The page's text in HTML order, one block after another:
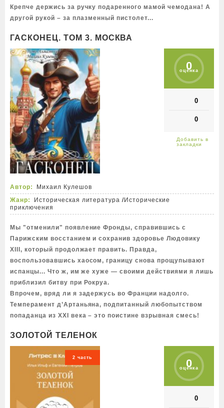
Крепче держись за ручку подаренного мамой чемодана! А
другой рукой – за плазменный пистолет...
ГАСКОНЕЦ. ТОМ 3. МОСКВА
0
оценка
0
0
Автор:
Михаил Кулешов
Жанр:
Историческая литература /Исторические
приключения
Мы "отменили" появление Фронды, справившись с
Парижским восстанием и сохранив здоровье Людовику
XIII, который продолжает править. Правда,
воспользовавшись хаосом, границу снова прощупывают
испанцы... Что ж, им же хуже — своими действиями я лишь
приблизил битву при Рокруа.
Впрочем, вряд ли я задержусь во Франции надолго.
Темперамент д’Артаньяна, подпитанный любопытством
попаданца из XXI века – это поистине взрывная смесь!
ЗОЛОТОЙ ТЕЛЕНОК
2 часть 0
оценка
0